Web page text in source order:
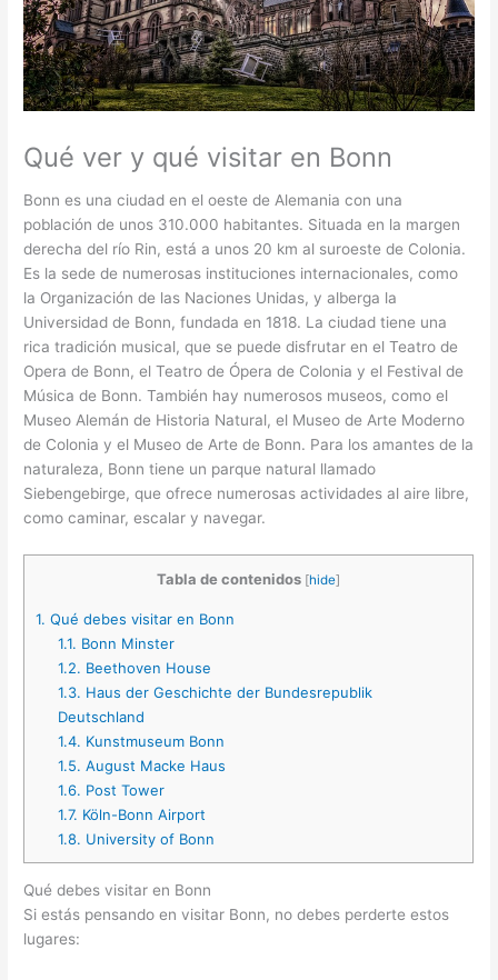
Qué ver y qué visitar en Bonn
Bonn es una ciudad en el oeste de Alemania con una
población de unos 310.000 habitantes. Situada en la margen
derecha del río Rin, está a unos 20 km al suroeste de Colonia.
Es la sede de numerosas instituciones internacionales, como
la Organización de las Naciones Unidas, y alberga la
Universidad de Bonn, fundada en 1818. La ciudad tiene una
rica tradición musical, que se puede disfrutar en el Teatro de
Opera de Bonn, el Teatro de Ópera de Colonia y el Festival de
Música de Bonn. También hay numerosos museos, como el
Museo Alemán de Historia Natural, el Museo de Arte Moderno
de Colonia y el Museo de Arte de Bonn. Para los amantes de la
naturaleza, Bonn tiene un parque natural llamado
Siebengebirge, que ofrece numerosas actividades al aire libre,
como caminar, escalar y navegar.
Tabla de contenidos [hide]
1. Qué debes visitar en Bonn
1.1. Bonn Minster
1.2. Beethoven House
1.3. Haus der Geschichte der Bundesrepublik
Deutschland
1.4. Kunstmuseum Bonn
1.5. August Macke Haus
1.6. Post Tower
1.7. Köln-Bonn Airport
1.8. University of Bonn
Qué debes visitar en Bonn
Si estás pensando en visitar Bonn, no debes perderte estos
lugares: